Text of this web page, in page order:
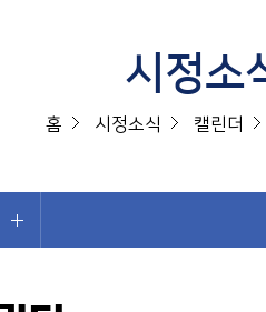
시정소
홈 시정소식 캘린더